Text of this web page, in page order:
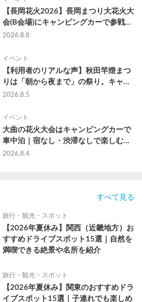
【長岡花火2026】長岡まつり大花火大
会(B会場)にキャンピングカーで参戦し
て、長岡駅前で車中泊してきた
2026.8.8
イベント
【利用者のリアルな声】秋田竿燈まつ
りは「朝から夜まで」の祭り。キャン
ピングカーで行った2組の記録
2026.8.5
イベント
大曲の花火大会はキャンピングカーで
車中泊｜宿なし・渋滞なしで楽しむ
2026年完全ガイド
2026.8.4
すべて見る
旅行・観光・スポット
【2026年夏休み】関西（近畿地方）お
すすめドライブスポット15選｜自然を
満喫できる絶景や名所を紹介
旅行・観光・スポット
【2026年夏休み】関東のおすすめドラ
イブスポット15選｜子連れでも楽しめ